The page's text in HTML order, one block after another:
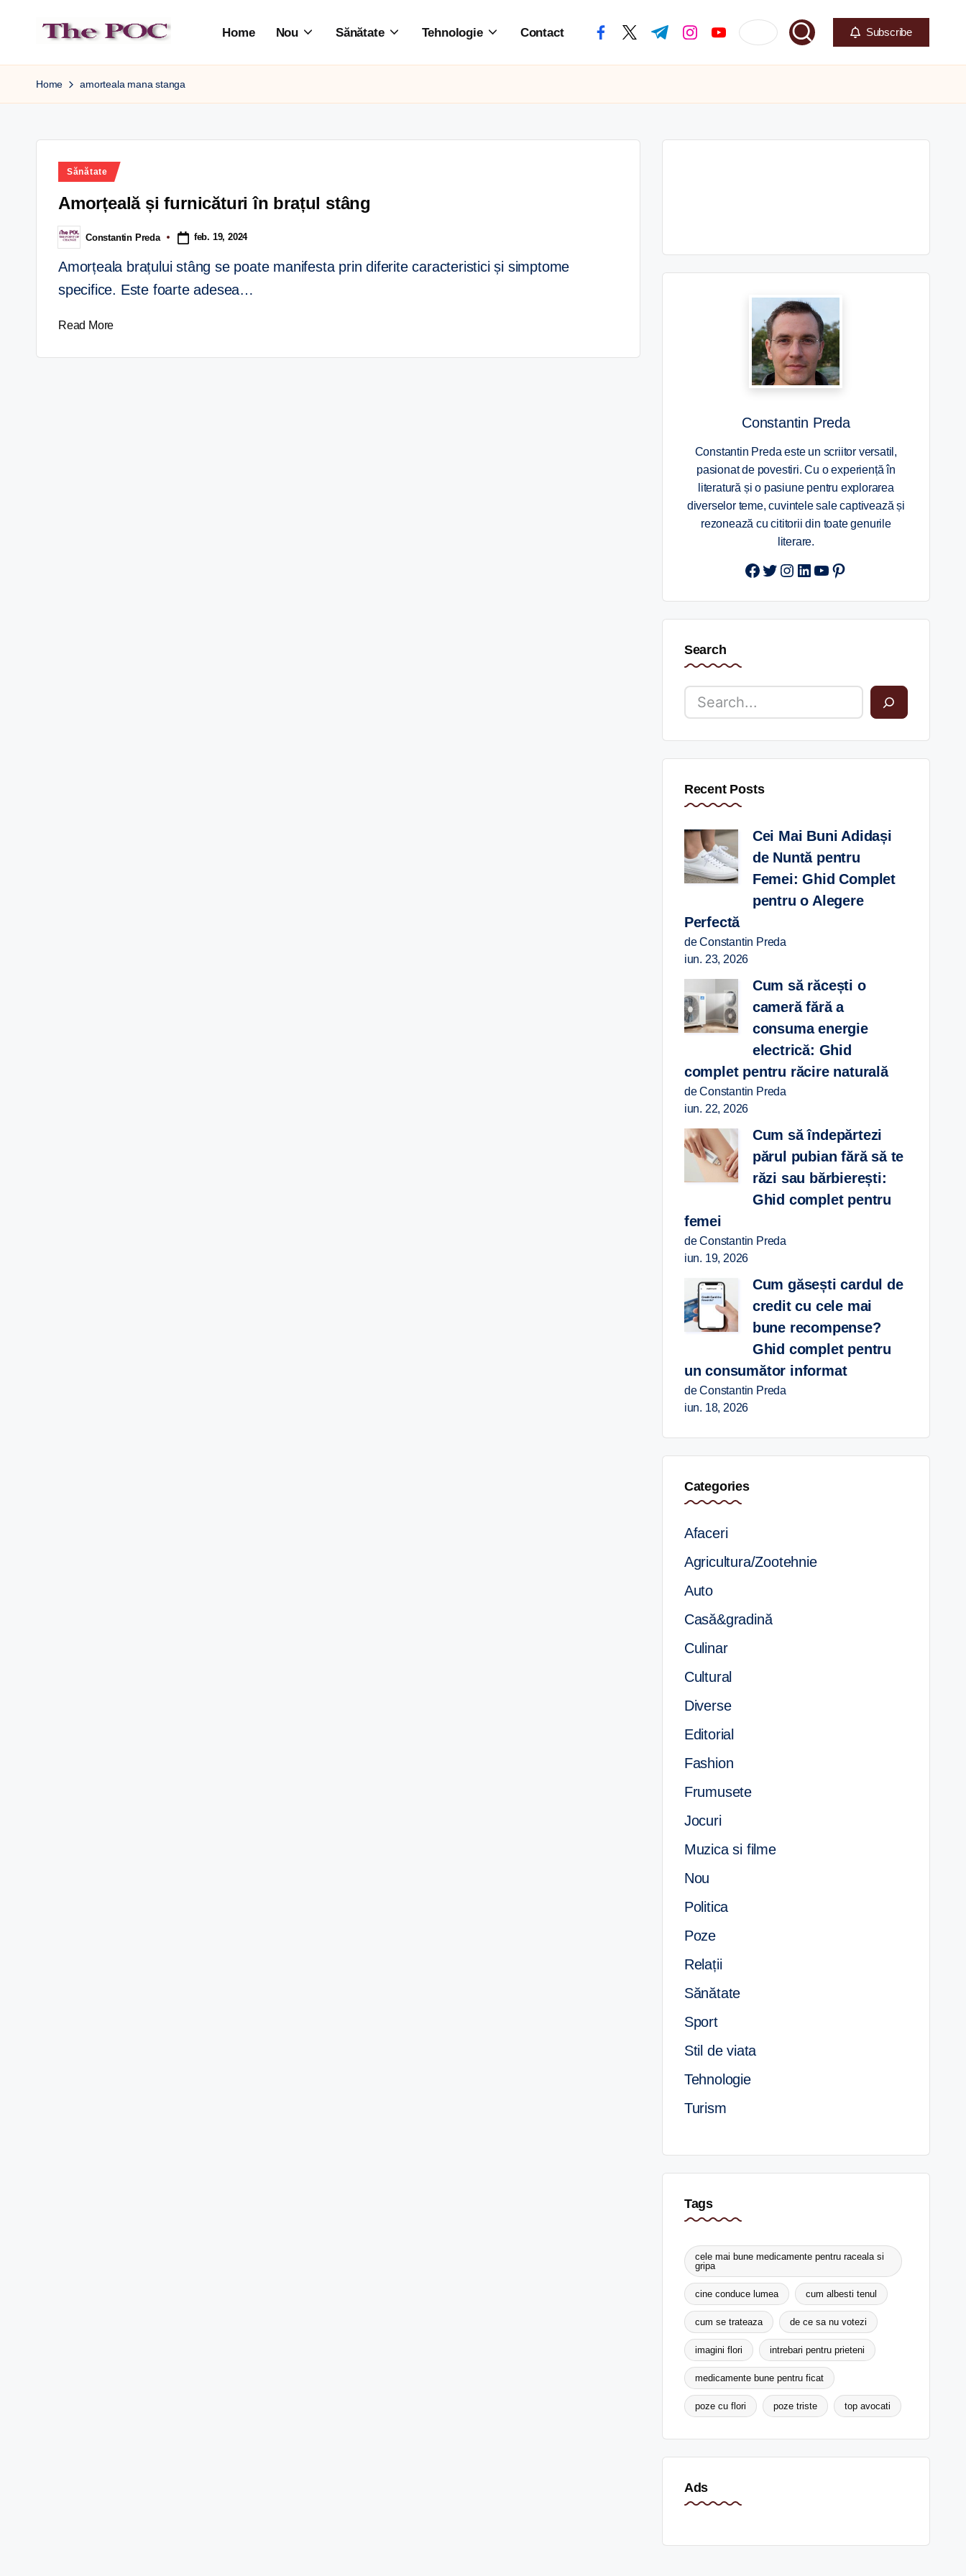
to
content
Home Nou Sănătate Tehnologie Contact Subscribe
Home amorteala mana stanga
Sănătate
Amorțeală și furnicături în brațul stâng
Constantin Preda feb. 19, 2024
Amorțeala brațului stâng se poate manifesta prin diferite caracteristici și simptome
specifice. Este foarte adesea…
Read More
Constantin Preda
Constantin Preda este un scriitor versatil,
pasionat de povestiri. Cu o experiență în
literatură și o pasiune pentru explorarea
diverselor teme, cuvintele sale captivează și
rezonează cu cititorii din toate genurile
literare.
Twitter
Instagram
LinkedIn
YouTube
Pinterest
Search
Recent Posts
Cei Mai Buni Adidași
de Nuntă pentru
Femei: Ghid Complet
pentru o Alegere
Perfectă
de Constantin Preda
iun. 23, 2026
Cum să răcești o
cameră fără a
consuma energie
electrică: Ghid
complet pentru răcire naturală
de Constantin Preda
iun. 22, 2026
Cum să îndepărtezi
părul pubian fără să te
răzi sau bărbierești:
Ghid complet pentru
femei
de Constantin Preda
iun. 19, 2026
Cum găsești cardul de
credit cu cele mai
bune recompense?
Ghid complet pentru
un consumător informat
de Constantin Preda
iun. 18, 2026
Categories
Afaceri
Agricultura/Zootehnie
Auto
Casă&gradină
Culinar
Cultural
Diverse
Editorial
Fashion
Frumusete
Jocuri
Muzica si filme
Nou
Politica
Poze
Relații
Sănătate
Sport
Stil de viata
Tehnologie
Turism
Tags
cele mai bune medicamente pentru raceala si
gripa
cine conduce lumea cum albesti tenul
cum se trateaza de ce sa nu votezi
imagini flori intrebari pentru prieteni
medicamente bune pentru ficat
poze cu flori poze triste top avocati
Ads